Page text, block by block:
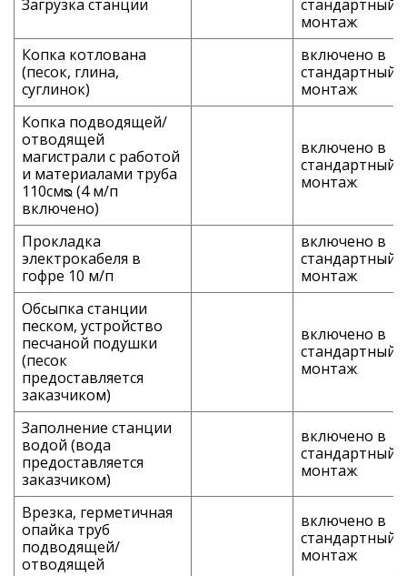
Загрузка станции
стандартный
монтаж
Копка котлована
(песок, глина,
суглинок)
включено в
стандартный
монтаж
Копка подводящей/
отводящей
магистрали с работой
и материалами труба
110смᴓ (4 м/п
включено)
включено в
стандартный
монтаж
Прокладка
электрокабеля в
гофре 10 м/п
включено в
стандартный
монтаж
Обсыпка станции
песком, устройство
песчаной подушки
(песок
предоставляется
заказчиком)
включено в
стандартный
монтаж
Заполнение станции
водой (вода
предоставляется
заказчиком)
включено в
стандартный
монтаж
Врезка, герметичная
опайка труб
подводящей/
отводящей
включено в
стандартный
монтаж